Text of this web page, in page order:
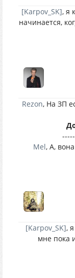
[Karpov_SK], я
начинается,
Rezon, На ЗП
Mel, А,
[Karpov_SK],
мне пока